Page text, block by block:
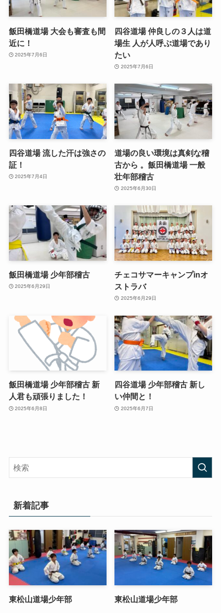
飯田橋道場 大会も審査も間
近に！
2025年7月6日
四谷道場 仲良しの３人は道
場生 人が人呼ぶ道場であり
たい
2025年7月6日
四谷道場 流した汗は強さの
証！
2025年7月4日
道場の良い環境は真剣な稽
古から 。飯田橋道場 一般
壮年部稽古
2025年6月30日
飯田橋道場 少年部稽古
2025年6月29日
チェコサマーキャンプinオ
ストラバ
2025年6月29日
飯田橋道場 少年部稽古 新
人君も頑張りました！
2025年6月8日
四谷道場 少年部稽古 新し
い仲間と！
2025年6月7日
新着記事
東松山道場少年部 東松山道場少年部